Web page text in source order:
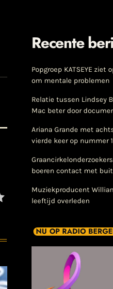
Recente
Popgroep KATSEYE
om mentale problemen
Relatie tussen Lindsey
Mac beter door
Ariana Grande met
vierde keer op nummer 1
boeren contact met
Muziekproducent
leeftijd overleden
NU OP RADIO